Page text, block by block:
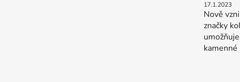
17.1.2023
Nově
značky
kamenné